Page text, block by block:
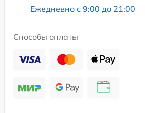
Ежедневно с 9:00 до 21:00
Способы оплаты